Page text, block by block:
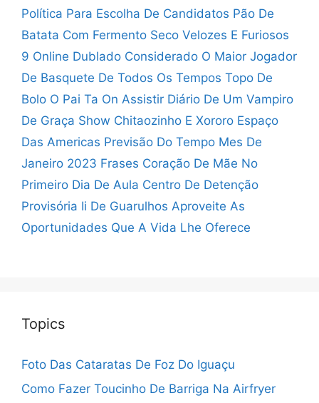
Política Para Escolha De Candidatos Pão De
Batata Com Fermento Seco Velozes E Furiosos
9 Online Dublado Considerado O Maior Jogador
De Basquete De Todos Os Tempos Topo De
Bolo O Pai Ta On Assistir Diário De Um Vampiro
De Graça Show Chitaozinho E Xororo Espaço
Das Americas Previsão Do Tempo Mes De
Janeiro 2023 Frases Coração De Mãe No
Primeiro Dia De Aula Centro De Detenção
Provisória Ii De Guarulhos Aproveite As
Oportunidades Que A Vida Lhe Oferece
Topics
Foto Das Cataratas De Foz Do Iguaçu
Como Fazer Toucinho De Barriga Na Airfryer